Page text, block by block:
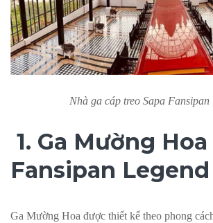
Nhà ga cáp treo Sapa Fansipan
1. Ga Mường Hoa
Fansipan Legend
Ga Mường Hoa được thiết kế theo phong